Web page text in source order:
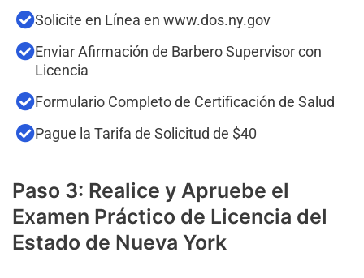
Solicite en Línea en www.dos.ny.gov
Enviar Afirmación de Barbero Supervisor con
Licencia
Formulario Completo de Certificación de Salud
Pague la Tarifa de Solicitud de $40
Paso 3: Realice y Apruebe el
Examen Práctico de Licencia del
Estado de Nueva York